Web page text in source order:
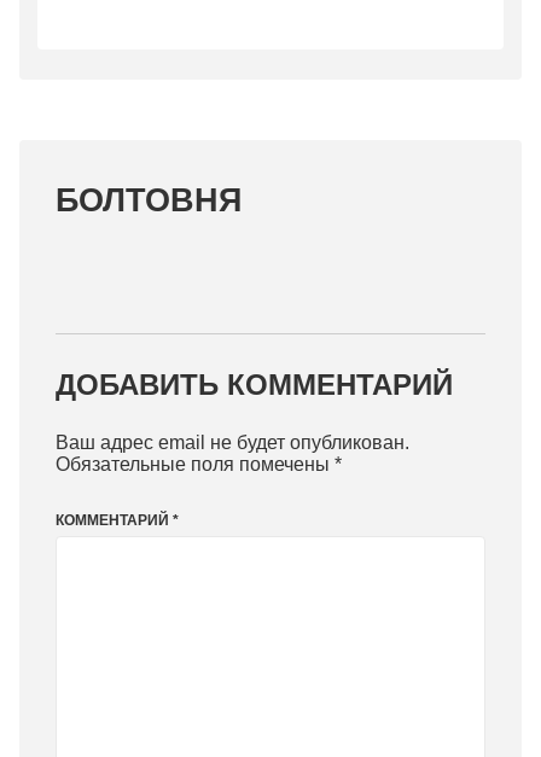
БОЛТОВНЯ
ДОБАВИТЬ КОММЕНТАРИЙ
Ваш адрес email не будет опубликован.
Обязательные поля помечены *
КОММЕНТАРИЙ *